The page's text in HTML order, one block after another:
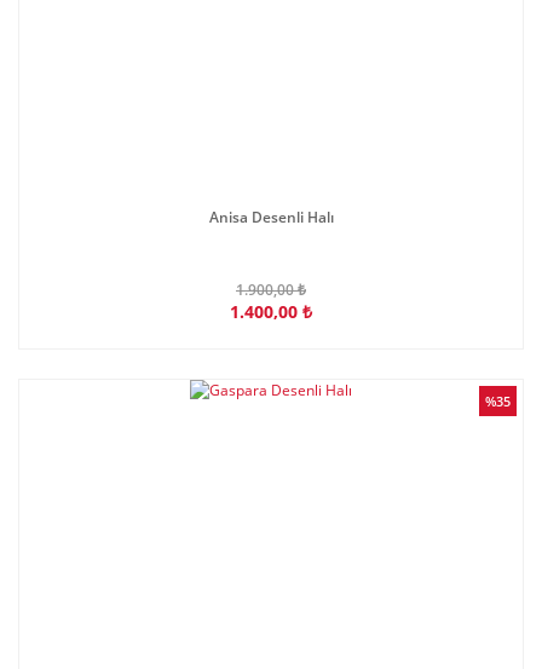
Anisa Desenli Halı
1.900,00 ₺
1.400,00 ₺
%35